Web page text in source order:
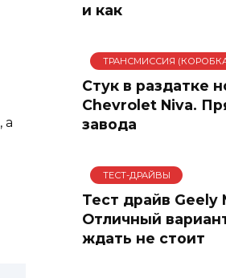
а
и как
ТРАНСМИССИЯ
Стук в раздатке
Chevrolet Niva.
завода
ТЕСТ-ДРАЙВЫ
Тест драйв Geely
Отличный
ждать не стоит